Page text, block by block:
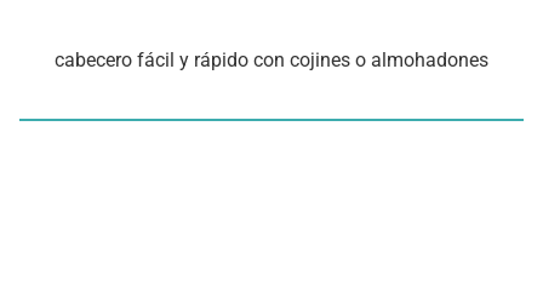
cabecero fácil y rápido con cojines o almohadones